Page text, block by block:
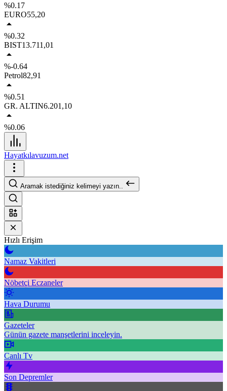
%0.17
EURO55,20
%0.32
BIST13.711,01
%-0.64
Petrol82,91
%0.51
GR. ALTIN6.201,10
%0.06
Hayatkılavuzum.net
Aramak istediğiniz kelimeyi yazın..
Hızlı Erişim
Namaz Vakitleri
Nöbetçi Eczaneler
Hava Durumu
Gazeteler
Günün gazete manşetlerini inceleyin.
Canlı Tv
Son Depremler